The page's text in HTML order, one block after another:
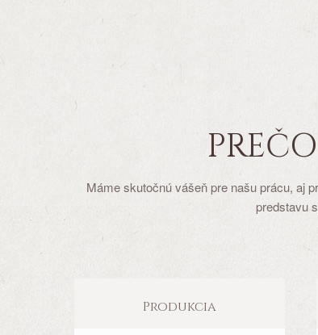
Máme skutočnú vášeň pre našu prácu, aj
predstavu
Produkcia